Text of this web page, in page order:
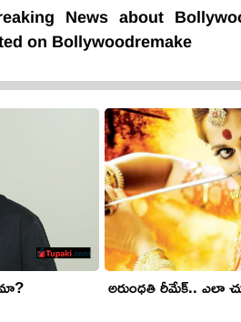
News about
on Bollywoodremake
అరుంధ‌తి రీమేక్.. ఎలా